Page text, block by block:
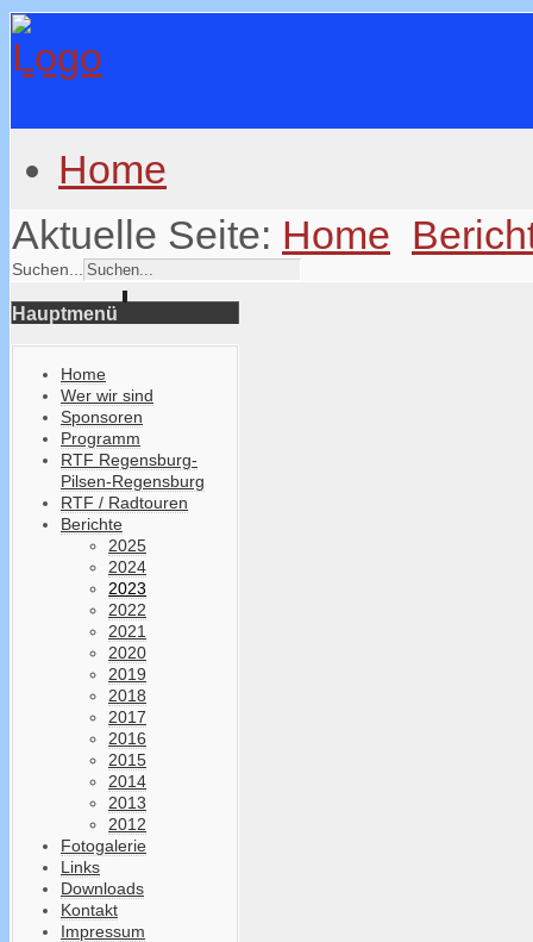
Home
Aktuelle Seite: Home
Suchen...
Hauptmenü
Home
Wer wir sind
Sponsoren
Programm
RTF Regensburg-
Pilsen-Regensburg
RTF / Radtouren
Berichte
2025
2024
2023
2022
2021
2020
2019
2018
2017
2016
2015
2014
2013
2012
Fotogalerie
Links
Downloads
Kontakt
Impressum